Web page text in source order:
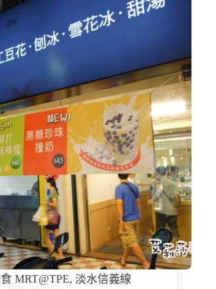
MRT@TPE, 淡水信義線